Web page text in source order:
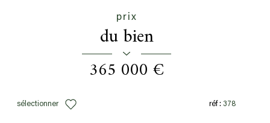
prix
du bien
365 000 €
sélectionner réf : 378